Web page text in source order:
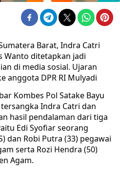
Barat, Indra Catri
Wanto ditetapkan jadi
di media sosial. Ujaran
anggota DPR RI Mulyadi
Kombes Pol Satake Bayu
Indra Catri dan
hasil pendalaman dari tiga
Edi Syofiar seorang
dan Robi Putra (33) pegawai
serta Rozi Hendra (50)
Agam.